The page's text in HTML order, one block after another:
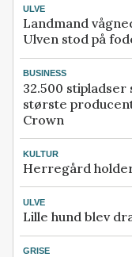
ULVE
Landmand
Ulven stod på
BUSINESS
32.500
største
Crown
KULTUR
Herregård
ULVE
Lille hund blev
GRISE